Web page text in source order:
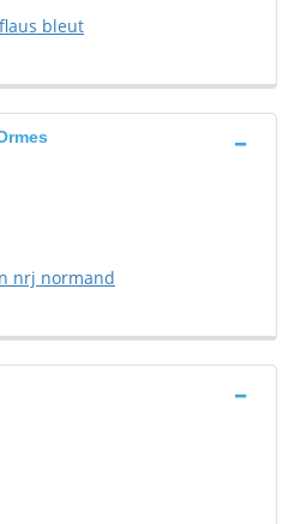
bleut
nrj normand